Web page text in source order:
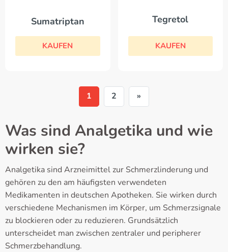
Sumatriptan
KAUFEN
Tegretol
KAUFEN
1 2 »
Was sind Analgetika und wie
wirken sie?
Analgetika sind Arzneimittel zur Schmerzlinderung und
gehören zu den am häufigsten verwendeten
Medikamenten in deutschen Apotheken. Sie wirken durch
verschiedene Mechanismen im Körper, um Schmerzsignale
zu blockieren oder zu reduzieren. Grundsätzlich
unterscheidet man zwischen zentraler und peripherer
Schmerzbehandlung.